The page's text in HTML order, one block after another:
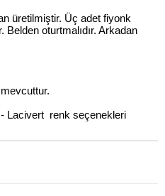
üretilmiştir. Üç adet fiyonk
oturtmalıdır. Arkadan
Lacivert renk seçenekleri